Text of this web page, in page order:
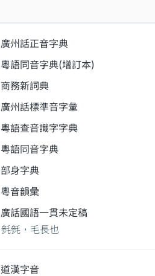
廣州話正音字典
粵語同音字典(增訂本)
商務新詞典
廣州話標準音字彙
粵語查音識字字典
粵語同音字典
部身字典
粵音韻彙
廣話國語一貫未定稿
毿毿，毛長也
道漢字音